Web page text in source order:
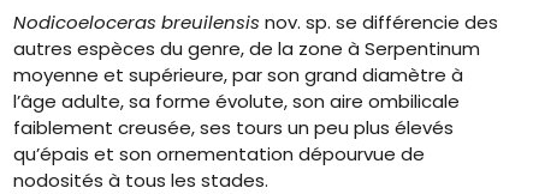
Nodicoeloceras breuilensis nov. sp. se différencie des
autres espèces du genre, de la zone à Serpentinum
moyenne et supérieure, par son grand diamètre à
l’âge adulte, sa forme évolute, son aire ombilicale
faiblement creusée, ses tours un peu plus élevés
qu’épais et son ornementation dépourvue de
nodosités à tous les stades.